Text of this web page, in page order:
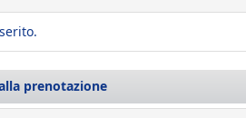
prenotazione